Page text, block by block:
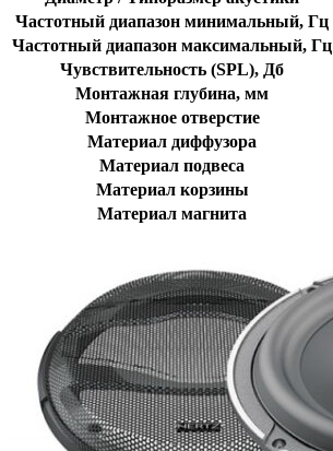
Частотный диапазон минимальный, Гц
Частотный диапазон максимальный, Гц
Чувствительность (SPL), Дб
Монтажная глубина, мм
Монтажное отверстие
Материал диффузора
Материал подвеса
Материал корзины
Материал магнита